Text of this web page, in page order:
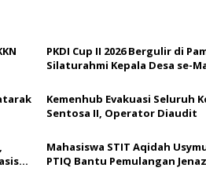
PKDI Cup II 2026 Bergulir di
Silaturahmi Kepala Desa se-
Kemenhub Evakuasi Seluruh
Sentosa II, Operator Diaudit
Mahasiswa STIT Aqidah
PTIQ Bantu Pemulangan